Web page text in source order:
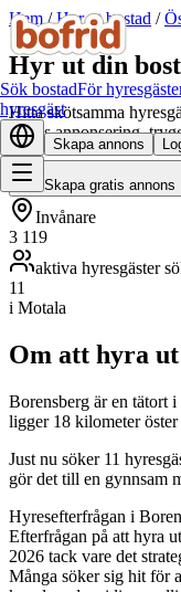
Sök bostadFör
hyresgäst
Skapa annons
Hem/Hyr ut bostad /
Hyr ut din
Hitta skötsamma
Gratis annonsering,
Skapa gratis annons
Invånare
3 119
aktiva hyresgäster
11
i Motala
Om att hyra
Borensberg är en tätort
ligger 18 kilometer
Just nu söker 11
gör det till en gynnsam
Hyresefterfrågan i
Efterfrågan på att hyra
2026 tack vare det
Många söker sig hit för